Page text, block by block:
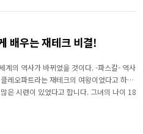
배우는 재테크 비결!
계의 역사가 바뀌었을 것이다. -파스칼- 역사
레오파트라는 재테크의 여왕이었다고 하는
은 시련이 있었다고 합니다. 그녀의 나이 18
트의 여왕으로 즉위했는데요. 그러나 얼마
떠돌아다니지만, 결국 왕위를 되찾을 뿐 아